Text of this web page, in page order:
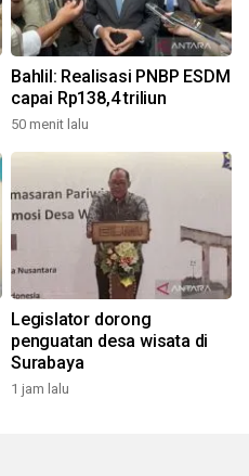
Bahlil: Realisasi PNBP ESDM
capai Rp138,4 triliun
50 menit lalu
Legislator dorong
penguatan desa wisata di
Surabaya
1 jam lalu